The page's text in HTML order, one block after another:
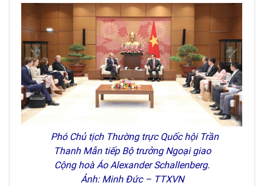
Phó Chủ tịch Thường trực Quốc hội Trần
Thanh Mẫn tiếp Bộ trưởng Ngoại giao
Cộng hoà Áo Alexander Schallenberg.
Ảnh: Minh Đức – TTXVN